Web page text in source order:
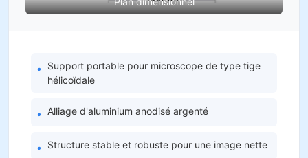
• Support portable pour microscope de type tige
hélicoïdale
• Alliage d'aluminium anodisé argenté
• Structure stable et robuste pour une image nette